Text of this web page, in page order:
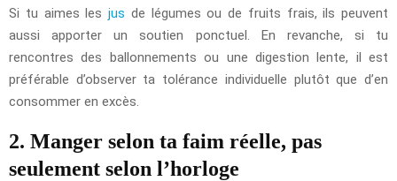
Si tu aimes les jus de légumes ou de fruits frais, ils peuvent
aussi apporter un soutien ponctuel. En revanche, si tu
rencontres des ballonnements ou une digestion lente, il est
préférable d’observer ta tolérance individuelle plutôt que d’en
consommer en excès.
2. Manger selon ta faim réelle, pas
seulement selon l’horloge